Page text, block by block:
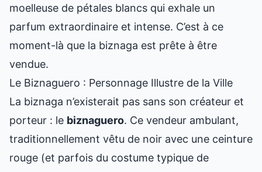
moelleuse de pétales blancs qui exhale un
parfum extraordinaire et intense. C’est à ce
moment-là que la biznaga est prête à être
vendue.
Le Biznaguero : Personnage Illustre de la Ville
La biznaga n’existerait pas sans son créateur et
porteur : le biznaguero. Ce vendeur ambulant,
traditionnellement vêtu de noir avec une ceinture
rouge (et parfois du costume typique de